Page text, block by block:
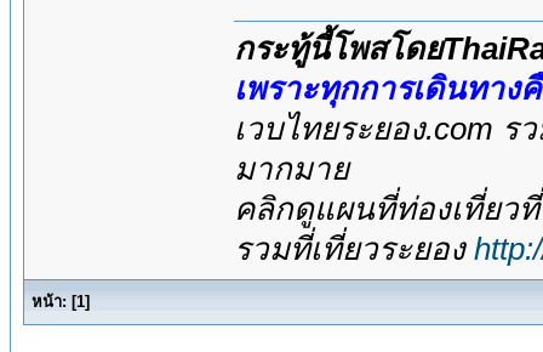
กระทู้นี้โพสโดย
เพราะทุกการเดินทาง
เวบไทยระยอง.com
มากมาย
คลิกดูแผนที่ท่องเที่ยว
รวมที่เที่ยวระยอง
หน้า: [1]